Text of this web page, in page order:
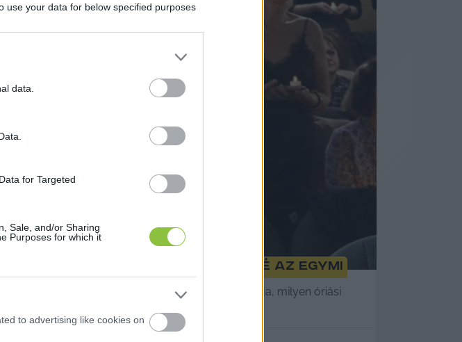
use your data for below specified purposes
data.
for Targeted
Sale, and/or Sharing
Purposes for which it
to advertising like cookies on
módszertani intézménnyé az EGYMI
emelkedik a számuk. Ez is azt bizonyítja, milyen óriási